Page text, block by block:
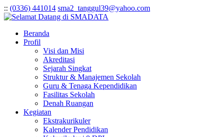
:: (0336) 441014 sma2_tanggul39@yahoo.com
Beranda
Profil
Visi dan Misi
Akreditasi
Sejarah Singkat
Struktur & Manajemen Sekolah
Guru & Tenaga Kependidikan
Fasilitas Sekolah
Denah Ruangan
Kegiatan
Ekstrakurikuler
Kalender Pendidikan